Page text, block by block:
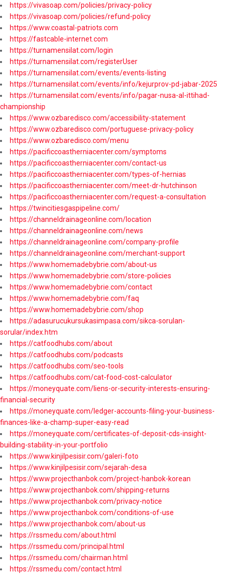
https://vivasoap.com/policies/privacy-policy
https://vivasoap.com/policies/refund-policy
https://www.coastal-patriots.com
https://fastcable-internet.com
https://turnamensilat.com/login
https://turnamensilat.com/registerUser
https://turnamensilat.com/events/events-listing
https://turnamensilat.com/events/info/kejurprov-pd-jabar-2025
https://turnamensilat.com/events/info/pagar-nusa-al-ittihad-
championship
https://www.ozbaredisco.com/accessibility-statement
https://www.ozbaredisco.com/portuguese-privacy-policy
https://www.ozbaredisco.com/menu
https://pacificcoastherniacenter.com/symptoms
https://pacificcoastherniacenter.com/contact-us
https://pacificcoastherniacenter.com/types-of-hernias
https://pacificcoastherniacenter.com/meet-dr-hutchinson
https://pacificcoastherniacenter.com/request-a-consultation
https://twincitiesgaspipeline.com/
https://channeldrainageonline.com/location
https://channeldrainageonline.com/news
https://channeldrainageonline.com/company-profile
https://channeldrainageonline.com/merchant-support
https://www.homemadebybrie.com/about-us
https://www.homemadebybrie.com/store-policies
https://www.homemadebybrie.com/contact
https://www.homemadebybrie.com/faq
https://www.homemadebybrie.com/shop
https://adasurucukursukasimpasa.com/sikca-sorulan-
sorular/index.htm
https://catfoodhubs.com/about
https://catfoodhubs.com/podcasts
https://catfoodhubs.com/seo-tools
https://catfoodhubs.com/cat-food-cost-calculator
https://moneyquate.com/liens-or-security-interests-ensuring-
financial-security
https://moneyquate.com/ledger-accounts-filing-your-business-
finances-like-a-champ-super-easy-read
https://moneyquate.com/certificates-of-deposit-cds-insight-
building-stability-in-your-portfolio
https://www.kinjilpesisir.com/galeri-foto
https://www.kinjilpesisir.com/sejarah-desa
https://www.projecthanbok.com/project-hanbok-korean
https://www.projecthanbok.com/shipping-returns
https://www.projecthanbok.com/privacy-notice
https://www.projecthanbok.com/conditions-of-use
https://www.projecthanbok.com/about-us
https://rssmedu.com/about.html
https://rssmedu.com/principal.html
https://rssmedu.com/chairman.html
https://rssmedu.com/contact.html